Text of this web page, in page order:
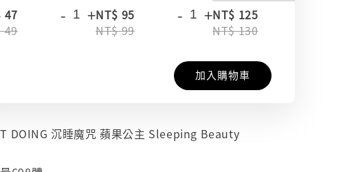
47
49
- +NT$ 95
NT$ 99
- +NT$ 125
NT$ 130
加入購物車
DOING 沉睡魔咒 蘋果公主 Sleeping Beauty